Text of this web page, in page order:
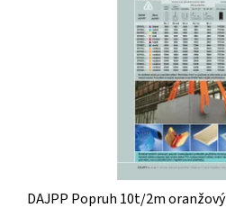
DAJPP Popruh 10t/2m oranžový